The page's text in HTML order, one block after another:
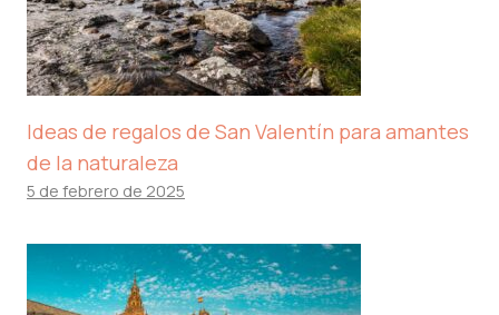
Ideas de regalos de San Valentín para amantes
de la naturaleza
5 de febrero de 2025